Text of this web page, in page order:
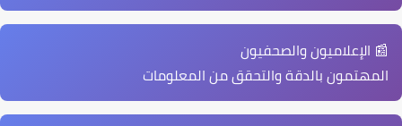
📰 الإعلاميون والصحفيون
المهتمون بالدقة والتحقق من المعلومات